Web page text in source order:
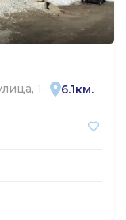
10 6.1км.